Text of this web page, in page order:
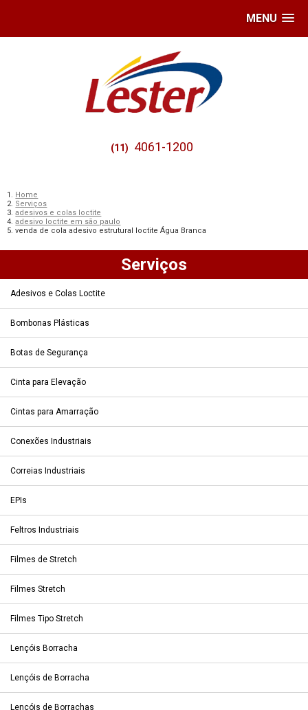
MENU
(11) 4061-1200
Home
Serviços
adesivos e colas loctite
adesivo loctite em são paulo
venda de cola adesivo estrutural loctite Água Branca
Serviços
Adesivos e Colas Loctite
Bombonas Plásticas
Botas de Segurança
Cinta para Elevação
Cintas para Amarração
Conexões Industriais
Correias Industriais
EPIs
Feltros Industriais
Filmes de Stretch
Filmes Stretch
Filmes Tipo Stretch
Lençóis Borracha
Lençóis de Borracha
Lençóis de Borrachas